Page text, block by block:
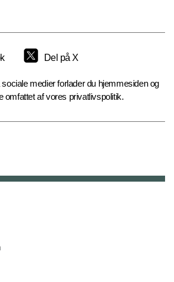
Del på X
medier forlader du hjemmesiden og
af vores privatlivspolitik.